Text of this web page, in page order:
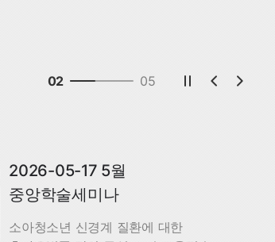
2026-05-17 5월
중앙학술세미나
소아청소년 신경계 질환에 대한
02 05